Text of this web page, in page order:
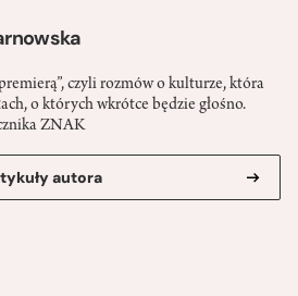
czyli rozmów o kulturze, która
o których wkrótce będzie głośno.
ZNAK
autora